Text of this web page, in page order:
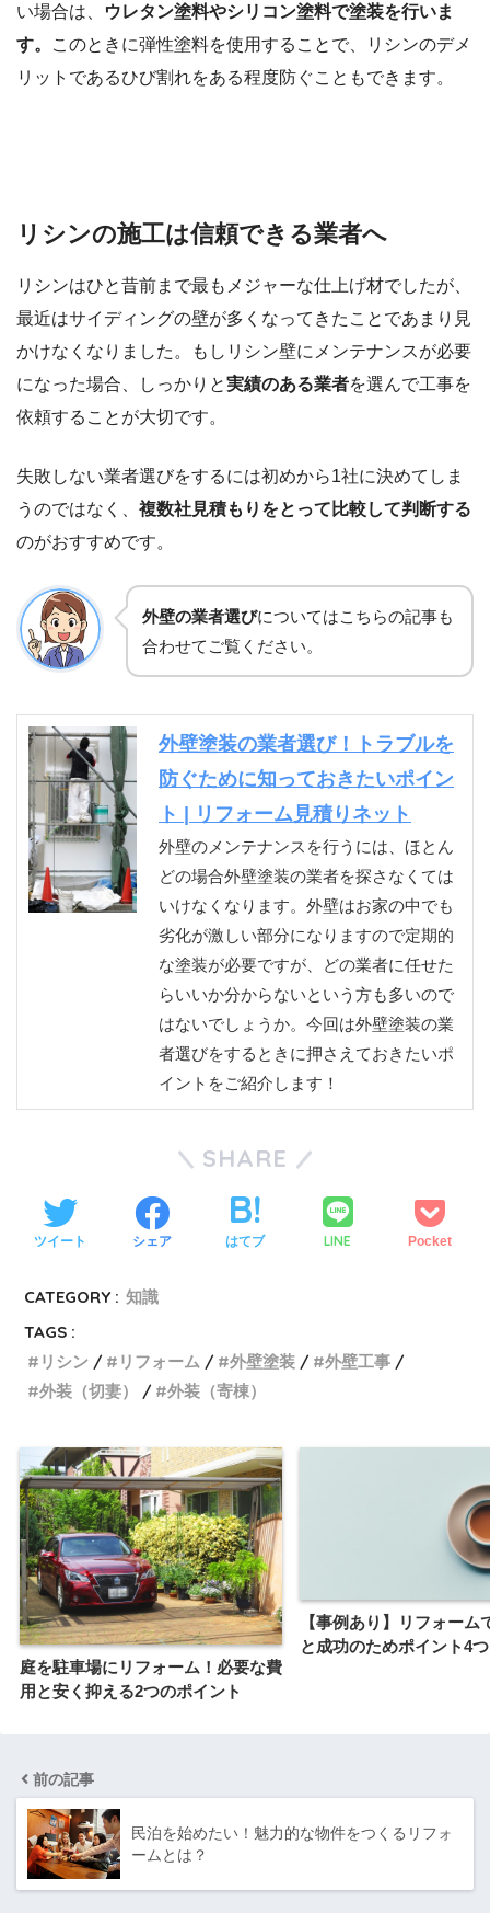
い場合は、
ウレタン塗料やシリコン塗料で塗装を行いま
す。
このときに弾性塗料を使用することで、リシンのデメ
リットであるひび割れをある程度防ぐこともできます。
リシンの施工は信頼できる業者へ
リシンはひと昔前まで最もメジャーな仕上げ材でしたが、
最近はサイディングの壁が多くなってきたことであまり見
かけなくなりました。もしリシン壁にメンテナンスが必要
になった場合、しっかりと実績のある業者を選んで工事を
依頼することが大切です。
失敗しない業者選びをするには初めから1社に決めてしま
うのではなく、 複数社見積もりをとって比較して判断する
のがおすすめです。
外壁の業者選びについてはこちらの記事も
合わせてご覧ください。
外壁塗装の業者選び！トラブルを
防ぐために知っておきたいポイン
ト | リフォーム見積りネット
外壁のメンテナンスを行うには、ほとん
どの場合外壁塗装の業者を探さなくては
いけなくなります。外壁はお家の中でも
劣化が激しい部分になりますので定期的
な塗装が必要ですが、どの業者に任せた
らいいか分からないという方も多いので
はないでしょうか。今回は外壁塗装の業
者選びをするときに押さえておきたいポ
イントをご紹介します！
SHARE
ツイート シェア はてブ LINE Pocket
CATEGORY : 知識
TAGS :
リシン
リフォーム 外壁塗装
外壁工事
外装（切妻）
外装（寄棟）
庭を駐車場にリフォーム！必要な費
用と安く抑える2つのポイント
【事例あり】リフォーム
と成功のためポイント4つ
前の記事
民泊を始めたい！魅力的な物件をつくるリフォ
ームとは？